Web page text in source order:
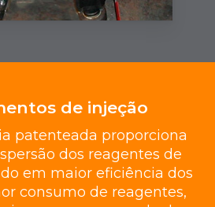
de injeção
patenteada proporciona
dos reagentes de
em maior eficiência dos
consumo de reagentes,